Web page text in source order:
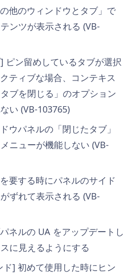
他のウィンドウとタブ」で
ンツが表示される (VB-
ピン留めしているタブが選択
ティブな場合、コンテキス
ブを閉じる」のオプション
い (VB-103765)
ウパネルの「閉じたタブ」
ニューが機能しない (VB-
要する時にパネルのサイド
ずれて表示される (VB-
ネルの UA をアップデートし
に見えるようにする
] 初めて使用した時にヒン